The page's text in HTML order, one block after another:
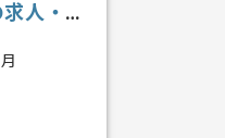
人・案